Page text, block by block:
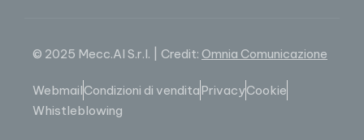
© 2025 Mecc.Al S.r.l. | Credit: Omnia Comunicazione
WebmailCondizioni di venditaPrivacyCookie
Whistleblowing